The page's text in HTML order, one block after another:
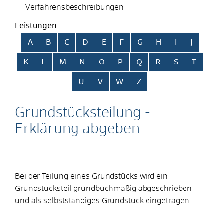
Verfahrensbeschreibungen
Leistungen
Alphabetisches Register überspringen
A B C D E F G H
K L M N O P Q R S T
U V W Z
Grundstücksteilung -
Erklärung abgeben
Bei der Teilung eines Grundstücks wird ein
Grundstücksteil grundbuchmäßig abgeschrieben
und als selbstständiges Grundstück eingetragen.